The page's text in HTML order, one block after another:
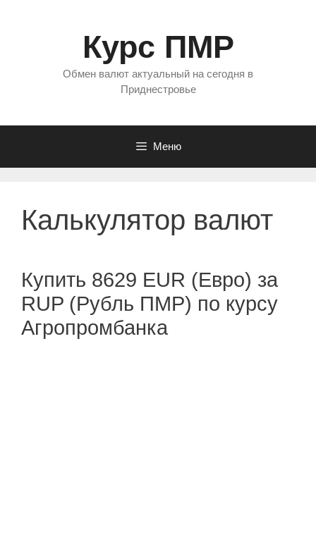
Курс ПМР
Обмен валют актуальный на сегодня в
Приднестровье
Меню
Калькулятор валют
Купить 8629 EUR (Евро) за
RUP (Рубль ПМР) по курсу
Агропромбанка